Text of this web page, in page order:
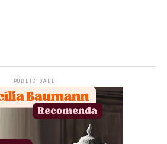
PUBLICIDADE